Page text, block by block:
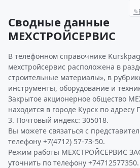
✎
Сводные данные
МЕХСТРОЙСЕРВИС
В телефонном справочнике
мехстройсервис расположена в
строительные материалы», в
инструменты, оборудование и
Закрытое акционерное общество
находится в городе Курск по адресу
3. Почтовый индекс: 305018.
Вы можете связаться с
телефону +7(4712) 57-73-50.
Режим работы МЕХСТРОЙСЕРВИС
уточнить по телефону +74712577350.